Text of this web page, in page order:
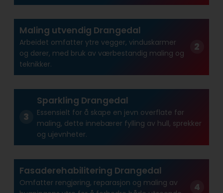
Maling utvendig Drangedal
Arbeidet omfatter ytre vegger, vinduskarmer
og dører, med bruk av værbestandig maling og
teknikker.
Sparkling Drangedal
Essensielt for å skape en jevn overflate før
maling, dette innebærer fylling av hull, sprekker
og ujevnheter.
Fasaderehabilitering Drangedal
Omfatter rengjøring, reparasjon og maling av